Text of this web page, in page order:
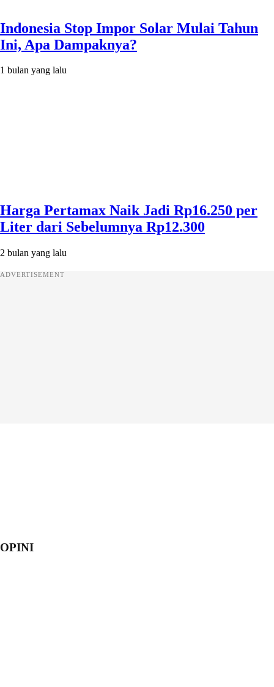
Indonesia Stop Impor Solar Mulai Tahun
Ini, Apa Dampaknya?
1 bulan yang lalu
Harga Pertamax Naik Jadi Rp16.250 per
Liter dari Sebelumnya Rp12.300
2 bulan yang lalu
ADVERTISEMENT
OPINI